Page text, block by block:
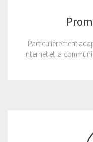
Particulièrement
Internet et la